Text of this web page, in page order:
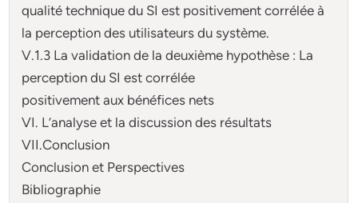
qualité technique du SI est positivement corrélée à
la perception des utilisateurs du système.
V.1.3 La validation de la deuxième hypothèse : La
perception du SI est corrélée
positivement aux bénéfices nets
VI. L’analyse et la discussion des résultats
VII.Conclusion
Conclusion et Perspectives
Bibliographie